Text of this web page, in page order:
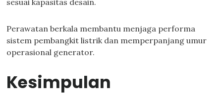
sesuai kapasitas desain.
Perawatan berkala membantu menjaga performa
sistem pembangkit listrik dan memperpanjang umur
operasional generator.
Kesimpulan